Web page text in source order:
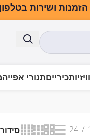
הזמנות ושירות בטלפון: 055-97-67-
כירייםתנורי אפייה
טוחן אשפה חשמלי
24